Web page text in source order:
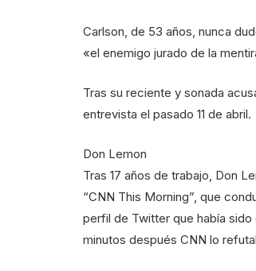
Carlson, de 53 años, nunca
«el enemigo jurado de la
Tras su reciente y sonada
entrevista el pasado 11 de abril.
Don Lemon
Tras 17 años de trabajo, Don
“CNN This Morning”, que
perfil de Twitter que había
minutos después CNN lo